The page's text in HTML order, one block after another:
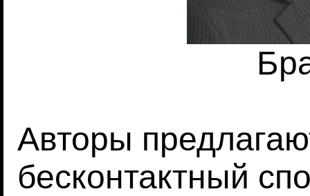
Авторы
бесконтактный